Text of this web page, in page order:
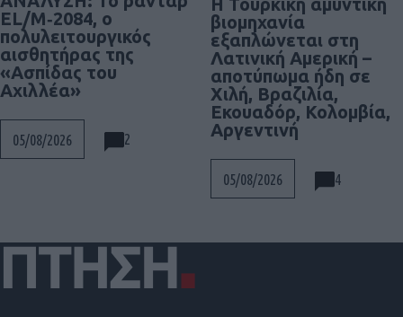
EL/M‑2084, ο
πολυλειτουργικός
αισθητήρας της
«Ασπίδας του
Αχιλλέα»
05/08/2026 2
βιομηχανία
εξαπλώνεται στη
Λατινική Αμερική –
αποτύπωμα ήδη σε
Χιλή, Βραζιλία,
Εκουαδόρ, Κολομβία,
Αργεντινή
05/08/2026 4